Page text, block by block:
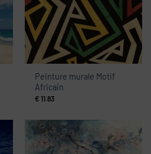
Peinture murale Motif
Africain
€ 11.83